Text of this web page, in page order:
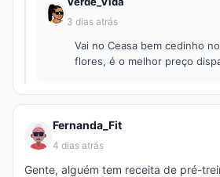
3 dias atrás
Vai no Ceasa bem cedinho
flores, é o melhor preço
Fernanda_Fit
4 dias atrás
Gente, alguém tem receita de pré-